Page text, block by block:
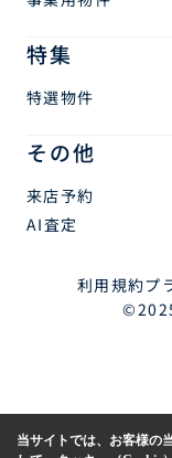
特集
特選物件
その他
来店予約
AI査定
利用規約プ
当サイトでは、お客様の